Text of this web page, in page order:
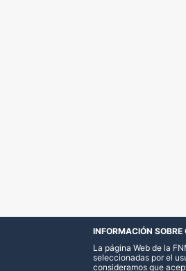
INFORMACIÓN SOBRE
La página Web de la
seleccionadas por el
consideramos que